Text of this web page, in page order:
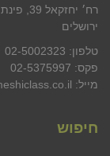
רח׳ יחזקאל 39, פינת רבנו גרשום 9,
ירושלים
טלפון: 02-5002323
פקס: 02-5375997
מייל: info@meshiclass.co.il
חיפוש